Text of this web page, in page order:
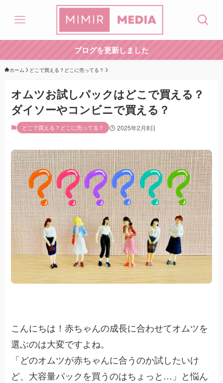
ブログを更新しました
ホーム どこで買える？どこに売ってる？
オムツお試しパックはどこで買える？
ダイソーやコンビニで買える？
どこで買える？どこに売ってる？ 2025年2月8日
こんにちは！赤ちゃんの成長に合わせてオムツを
選ぶのは大変ですよね。
「どのオムツが赤ちゃんに合うのか試したいけ
ど、大容量パックを買うのはちょっと…」と悩ん